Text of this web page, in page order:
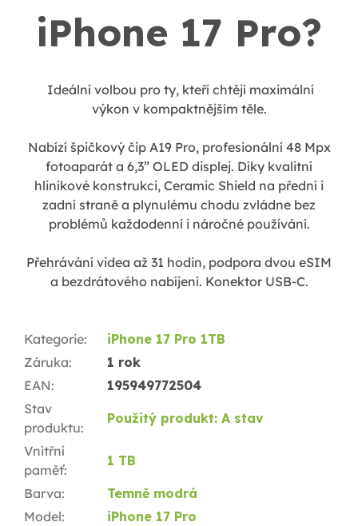
iPhone 17 Pro?
Ideální volbou pro ty, kteří chtějí maximální
výkon v kompaktnějším těle.
Nabízí špičkový čip A19 Pro, profesionální 48 Mpx
fotoaparát a 6,3” OLED displej. Díky kvalitní
hliníkové konstrukci, Ceramic Shield na přední i
zadní straně a plynulému chodu zvládne bez
problémů každodenní i náročné používání.
Přehrávání videa až 31 hodin, podpora dvou eSIM
a bezdrátového nabíjení. Konektor USB-C.
Kategorie:
iPhone 17 Pro 1TB
Záruka:
1 rok
EAN:
195949772504
Stav
produktu:
Použitý produkt: A stav
Vnitřní
paměť:
1 TB
Barva:
Temně modrá
Model:
iPhone 17 Pro